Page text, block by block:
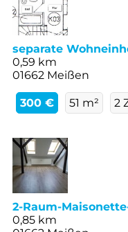
separate
0,59 km
01662 Meißen
300 € 51 m² 2
2-Raum-
0,85 km